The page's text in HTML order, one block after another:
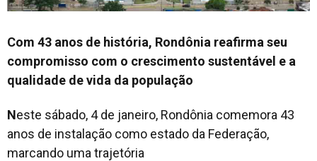
Com 43 anos de história, Rondônia reafirma seu
compromisso com o crescimento sustentável e a
qualidade de vida da população
Neste sábado, 4 de janeiro, Rondônia comemora 43
anos de instalação como estado da Federação,
marcando uma trajetória